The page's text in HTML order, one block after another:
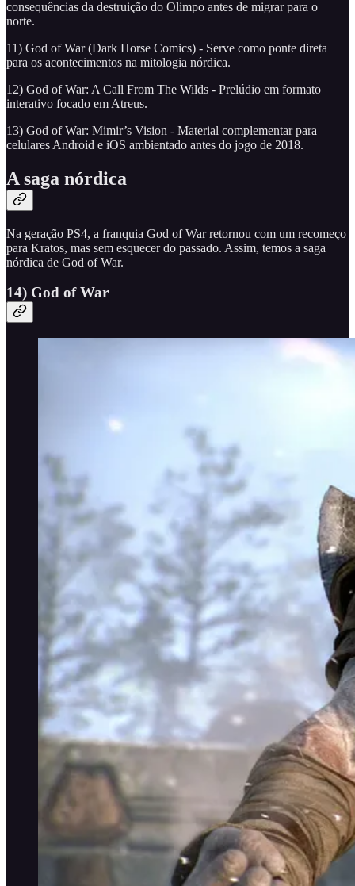
consequências da destruição do Olimpo antes de migrar para o
norte.
11) God of War (Dark Horse Comics) - Serve como ponte direta
para os acontecimentos na mitologia nórdica.
12) God of War: A Call From The Wilds - Prelúdio em formato
interativo focado em Atreus.
13) God of War: Mimir’s Vision - Material complementar para
celulares Android e iOS ambientado antes do jogo de 2018.
A saga nórdica
Na geração PS4, a franquia God of War retornou com um recomeço
para Kratos, mas sem esquecer do passado. Assim, temos a saga
nórdica de God of War.
14) God of War